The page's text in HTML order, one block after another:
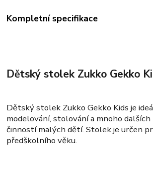
Kompletní specifikace
Dětský stolek Zukko Gekko
Dětský stolek Zukko Gekko Kids je
modelování, stolování a mnoho
činností malých dětí. Stolek je určen
předškolního věku.